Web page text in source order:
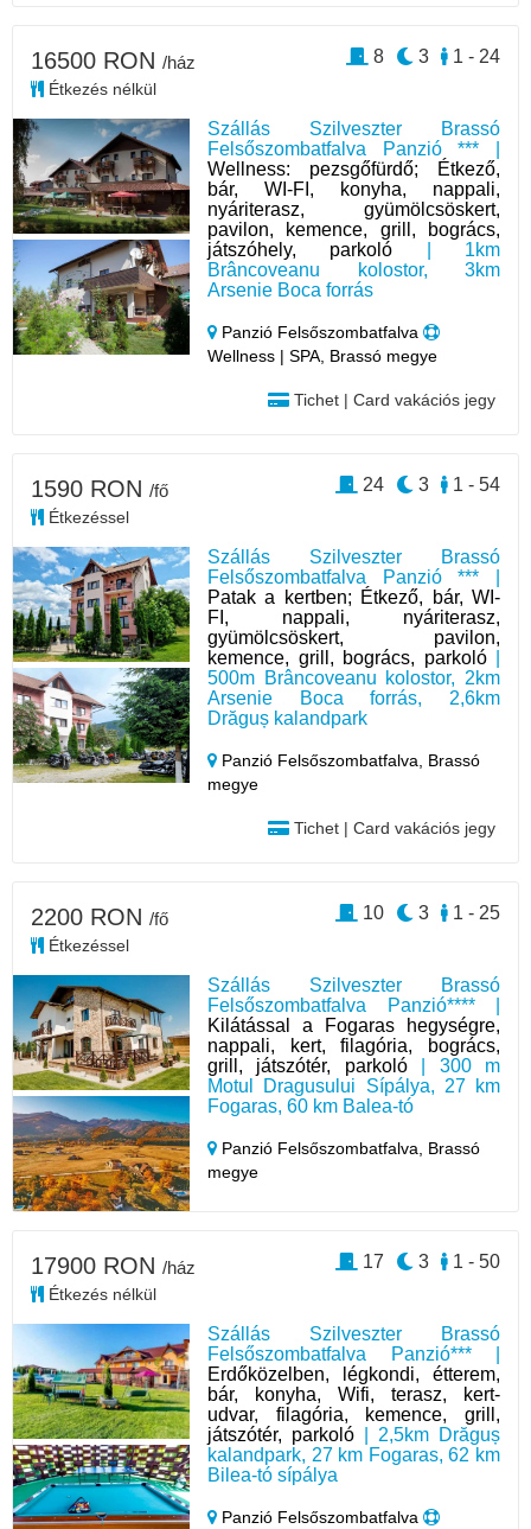
Szállás Szilveszter Brassó
Felsőszombatfalva Panzió *** |
Wellness: pezsgőfürdő; Étkező,
bár, WI-FI, konyha, nappali,
nyáriterasz, gyümölcsöskert,
pavilon, kemence, grill, bogrács,
játszóhely, parkoló | 1km
Brâncoveanu kolostor, 3km
Arsenie Boca forrás
Panzió Felsőszombatfalva
Wellness | SPA, Brassó megye
Tichet | Card vakációs jegy
16500 RON /ház
Étkezés nélkül
1 - 24
3
8
Szállás Szilveszter Brassó
Felsőszombatfalva Panzió *** |
Patak a kertben; Étkező, bár, WI-
FI, nappali, nyáriterasz,
gyümölcsöskert, pavilon,
kemence, grill, bogrács, parkoló|
500m Brâncoveanu kolostor, 2km
Arsenie Boca forrás, 2,6km
Drăguș kalandpark
Panzió Felsőszombatfalva, Brassó
megye
Tichet | Card vakációs jegy
1590 RON /fő
Étkezéssel
1 - 54
3
24
Szállás Szilveszter Brassó
Felsőszombatfalva Panzió**** |
Kilátással a Fogaras hegységre,
nappali, kert, filagória, bogrács,
grill, játszótér, parkoló| 300 m
Motul Dragusului Sípálya, 27 km
Fogaras, 60 km Balea-tó
Panzió Felsőszombatfalva, Brassó
megye
2200 RON /fő
Étkezéssel
1 - 25
3
10
Szállás Szilveszter Brassó
Felsőszombatfalva Panzió*** |
Erdőközelben, légkondi, étterem,
bár, konyha, Wifi, terasz, kert-
udvar, filagória, kemence, grill,
játszótér, parkoló | 2,5km Drăguș
kalandpark, 27 km Fogaras, 62 km
Bilea-tó sípálya
Panzió Felsőszombatfalva
17900 RON /ház
Étkezés nélkül
1 - 50
3
17